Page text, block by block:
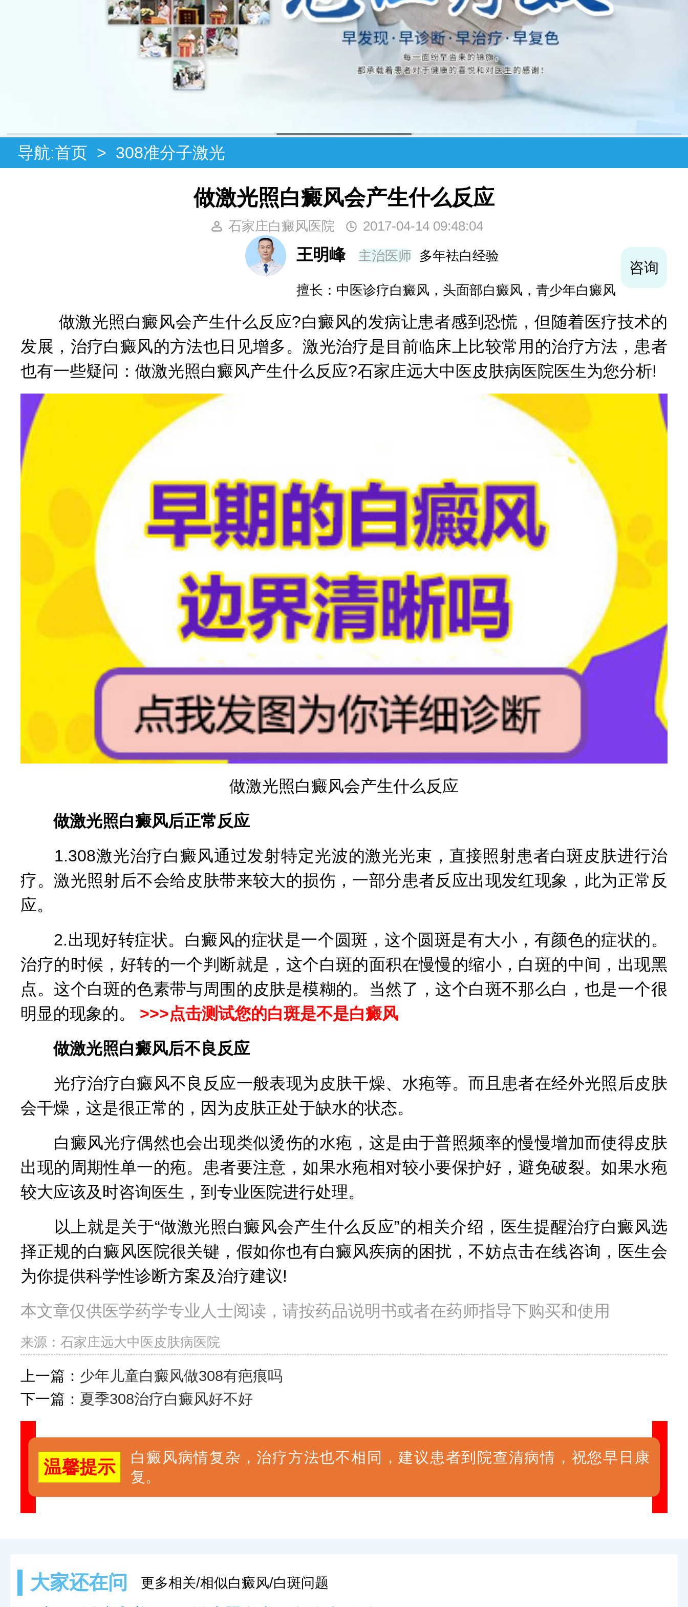
导航:首页 > 308准分子激光
做激光照白癜风会产生什么反应
石家庄白癜风医院 2017-04-14 09:48:04
王明峰 主治医师 多年袪白经验
擅长：中医诊疗白癜风，头面部白癜风，青少年白癜风
咨询
做激光照白癜风会产生什么反应?白癜风的发病让患者感到恐慌，但随着医疗技术的
发展，治疗白癜风的方法也日见增多。激光治疗是目前临床上比较常用的治疗方法，患者
也有一些疑问：做激光照白癜风产生什么反应?石家庄远大中医皮肤病医院医生为您分析!
做激光照白癜风会产生什么反应
做激光照白癜风后正常反应
1.308激光治疗白癜风通过发射特定光波的激光光束，直接照射患者白斑皮肤进行治
疗。激光照射后不会给皮肤带来较大的损伤，一部分患者反应出现发红现象，此为正常反
应。
2.出现好转症状。白癜风的症状是一个圆斑，这个圆斑是有大小，有颜色的症状的。
治疗的时候，好转的一个判断就是，这个白斑的面积在慢慢的缩小，白斑的中间，出现黑
点。这个白斑的色素带与周围的皮肤是模糊的。当然了，这个白斑不那么白，也是一个很
明显的现象的。 >>>点击测试您的白斑是不是白癜风
做激光照白癜风后不良反应
光疗治疗白癜风不良反应一般表现为皮肤干燥、水疱等。而且患者在经外光照后皮肤
会干燥，这是很正常的，因为皮肤正处于缺水的状态。
白癜风光疗偶然也会出现类似烫伤的水疱，这是由于普照频率的慢慢增加而使得皮肤
出现的周期性单一的疱。患者要注意，如果水疱相对较小要保护好，避免破裂。如果水疱
较大应该及时咨询医生，到专业医院进行处理。
以上就是关于“做激光照白癜风会产生什么反应”的相关介绍，医生提醒治疗白癜风选
择正规的白癜风医院很关键，假如你也有白癜风疾病的困扰，不妨点击在线咨询，医生会
为你提供科学性诊断方案及治疗建议!
本文章仅供医学药学专业人士阅读，请按药品说明书或者在药师指导下购买和使用
来源：石家庄远大中医皮肤病医院
上一篇： 少年儿童白癜风做308有疤痕吗
下一篇： 夏季308治疗白癜风好不好
温馨提示
白癜风病情复杂，治疗方法也不相同，建议患者到院查清病情，祝您早日康
复。
大家还在问 更多相关/相似白癜风/白斑问题